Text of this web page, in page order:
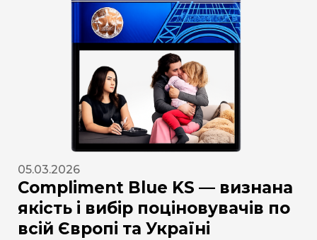
05.03.2026
Compliment Blue KS — визнана
якість і вибір поціновувачів по
всій Європі та Україні